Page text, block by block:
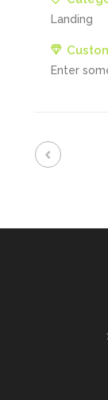
Landing
Enter